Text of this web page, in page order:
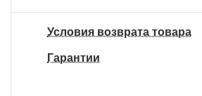
Условия возврата товара
Гарантии